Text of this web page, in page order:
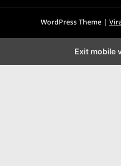
WordPress Theme |
Exit mobile